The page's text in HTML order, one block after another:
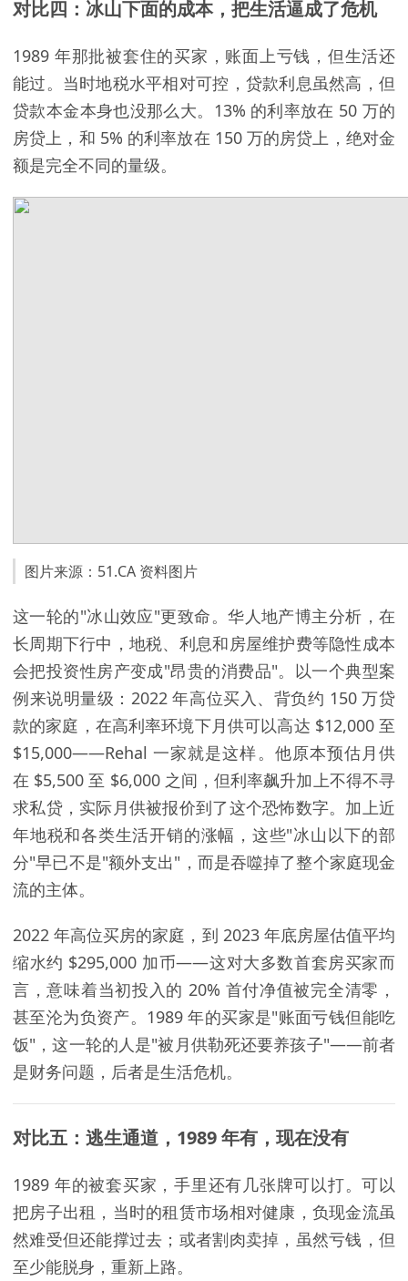
对比四：冰山下面的成本，把生活逼成了危机
1989 年那批被套住的买家，账面上亏钱，但生活还
能过。当时地税水平相对可控，贷款利息虽然高，但
贷款本金本身也没那么大。13% 的利率放在 50 万的
房贷上，和 5% 的利率放在 150 万的房贷上，绝对金
额是完全不同的量级。
图片来源：51.CA 资料图片
这一轮的"冰山效应"更致命。华人地产博主分析，在
长周期下行中，地税、利息和房屋维护费等隐性成本
会把投资性房产变成"昂贵的消费品"。以一个典型案
例来说明量级：2022 年高位买入、背负约 150 万贷
款的家庭，在高利率环境下月供可以高达 $12,000 至
$15,000——Rehal 一家就是这样。他原本预估月供
在 $5,500 至 $6,000 之间，但利率飙升加上不得不寻
求私贷，实际月供被报价到了这个恐怖数字。加上近
年地税和各类生活开销的涨幅，这些"冰山以下的部
分"早已不是"额外支出"，而是吞噬掉了整个家庭现金
流的主体。
2022 年高位买房的家庭，到 2023 年底房屋估值平均
缩水约 $295,000 加币——这对大多数首套房买家而
言，意味着当初投入的 20% 首付净值被完全清零，
甚至沦为负资产。1989 年的买家是"账面亏钱但能吃
饭"，这一轮的人是"被月供勒死还要养孩子"——前者
是财务问题，后者是生活危机。
对比五：逃生通道，1989 年有，现在没有
1989 年的被套买家，手里还有几张牌可以打。可以
把房子出租，当时的租赁市场相对健康，负现金流虽
然难受但还能撑过去；或者割肉卖掉，虽然亏钱，但
至少能脱身，重新上路。